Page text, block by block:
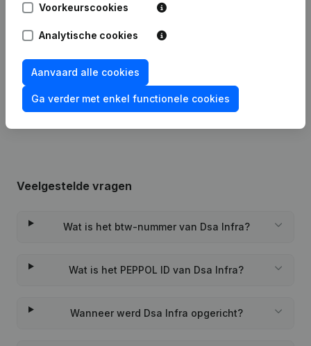
12-11-2025 Maatschappelijke Zetel
24-02-2023
Rubriek Oprichting (Nieuwe
Rechtspersoon, Opening Bijkantoor,
enz...)
Veelgestelde vragen
Wat is het btw-nummer van Dsa Infra?
Wat is het PEPPOL ID van Dsa Infra?
Wanneer werd Dsa Infra opgericht?
Voorkeurscookies
Analytische cookies
Aanvaard alle cookies
Ga verder met enkel functionele cookies